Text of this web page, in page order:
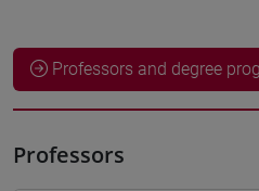
Professors and degree
Professors